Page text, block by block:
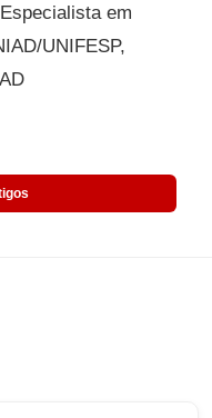
em
UNIFESP,